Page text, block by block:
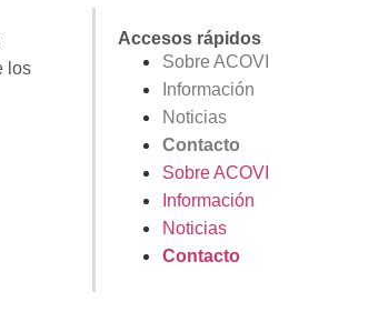
los
Accesos rápidos
Sobre ACOVI
Información
Noticias
Contacto
Sobre ACOVI
Información
Noticias
Contacto